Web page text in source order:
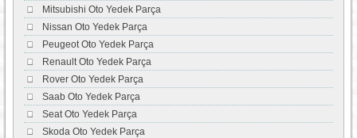
Mitsubishi Oto Yedek Parça
Nissan Oto Yedek Parça
Peugeot Oto Yedek Parça
Renault Oto Yedek Parça
Rover Oto Yedek Parça
Saab Oto Yedek Parça
Seat Oto Yedek Parça
Skoda Oto Yedek Parça